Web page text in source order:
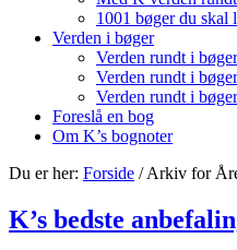
1001 bøger du skal
Verden i bøger
Verden rundt i
Verden rundt i
Verden rundt i
Foreslå en bog
Om K’s bognoter
Du er her: Forside /Arkiv for
K’s bedste